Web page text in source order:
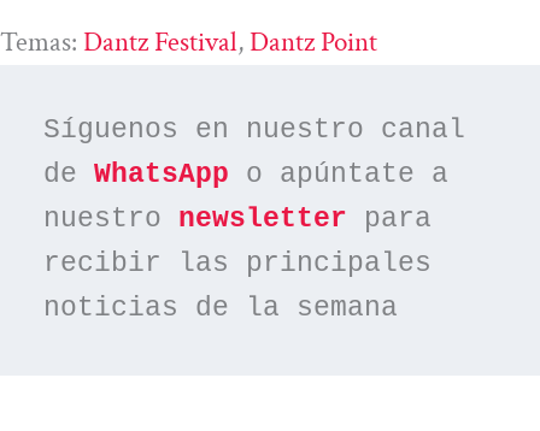
Temas: Dantz Festival, Dantz Point
Síguenos en nuestro canal
de WhatsApp o apúntate a
nuestro newsletter para
recibir las principales
noticias de la semana